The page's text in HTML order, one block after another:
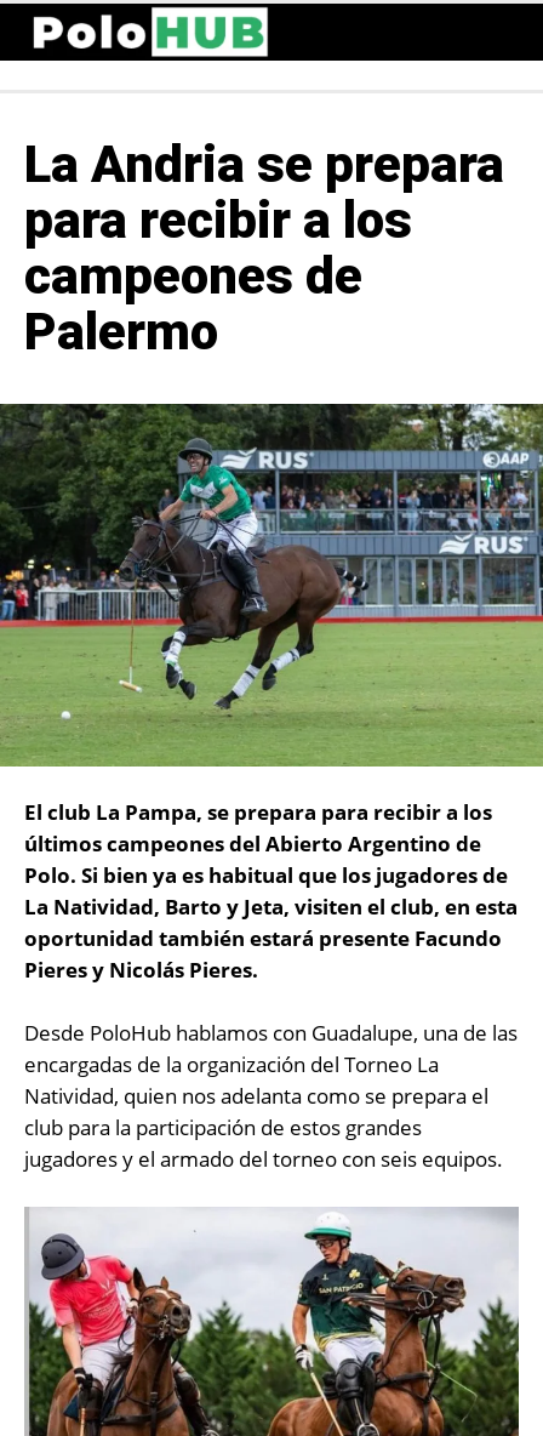
La Andria se prepara
para recibir a los
campeones de
Palermo
El club La Pampa, se prepara para recibir a los
últimos campeones del Abierto Argentino de
Polo. Si bien ya es habitual que los jugadores de
La Natividad, Barto y Jeta, visiten el club, en esta
oportunidad también estará presente Facundo
Pieres y Nicolás Pieres.
Desde PoloHub hablamos con Guadalupe, una de las
encargadas de la organización del Torneo La
Natividad, quien nos adelanta como se prepara el
club para la participación de estos grandes
jugadores y el armado del torneo con seis equipos.